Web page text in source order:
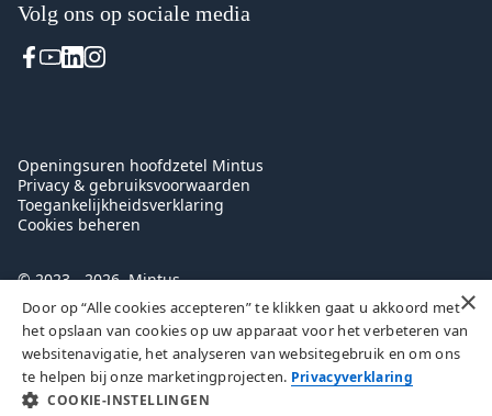
Volg ons op sociale media
Voet
Openingsuren hoofdzetel Mintus
Privacy & gebruiksvoorwaarden
Toegankelijkheidsverklaring
Cookies beheren
© 2023 - 2026, Mintus
×
Door op “Alle cookies accepteren” te klikken gaat u akkoord met
het opslaan van cookies op uw apparaat voor het verbeteren van
websitenavigatie, het analyseren van websitegebruik en om ons
te helpen bij onze marketingprojecten. Privacyverklaring
COOKIE-INSTELLINGEN